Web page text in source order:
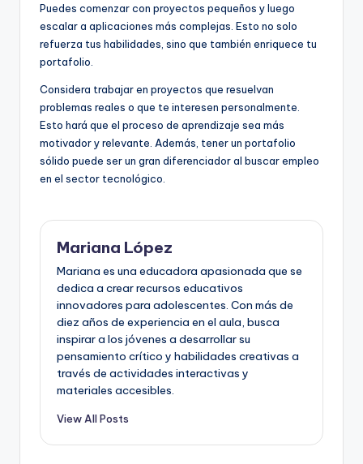
Puedes comenzar con proyectos pequeños y luego
escalar a aplicaciones más complejas. Esto no solo
refuerza tus habilidades, sino que también enriquece tu
portafolio.
Considera trabajar en proyectos que resuelvan
problemas reales o que te interesen personalmente.
Esto hará que el proceso de aprendizaje sea más
motivador y relevante. Además, tener un portafolio
sólido puede ser un gran diferenciador al buscar empleo
en el sector tecnológico.
Mariana López
Mariana es una educadora apasionada que se
dedica a crear recursos educativos
innovadores para adolescentes. Con más de
diez años de experiencia en el aula, busca
inspirar a los jóvenes a desarrollar su
pensamiento crítico y habilidades creativas a
través de actividades interactivas y
materiales accesibles.
View All Posts